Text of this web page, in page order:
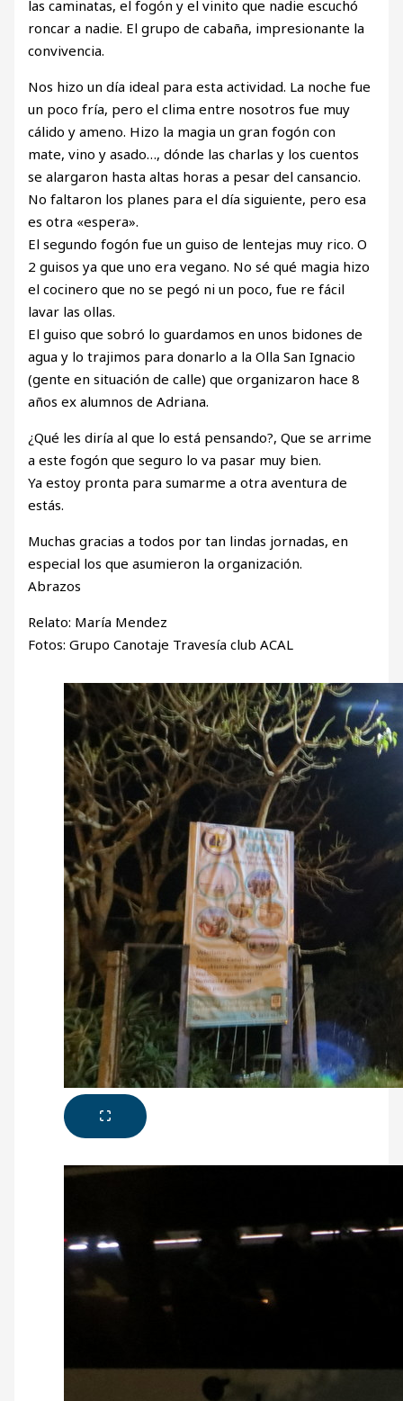
las caminatas, el fogón y el vinito que nadie escuchó
roncar a nadie. El grupo de cabaña, impresionante la
convivencia.
Nos hizo un día ideal para esta actividad. La noche fue
un poco fría, pero el clima entre nosotros fue muy
cálido y ameno. Hizo la magia un gran fogón con
mate, vino y asado…, dónde las charlas y los cuentos
se alargaron hasta altas horas a pesar del cansancio.
No faltaron los planes para el día siguiente, pero esa
es otra «espera».
El segundo fogón fue un guiso de lentejas muy rico. O
2 guisos ya que uno era vegano. No sé qué magia hizo
el cocinero que no se pegó ni un poco, fue re fácil
lavar las ollas.
El guiso que sobró lo guardamos en unos bidones de
agua y lo trajimos para donarlo a la Olla San Ignacio
(gente en situación de calle) que organizaron hace 8
años ex alumnos de Adriana.
¿Qué les diría al que lo está pensando?, Que se arrime
a este fogón que seguro lo va pasar muy bien.
Ya estoy pronta para sumarme a otra aventura de
estás.
Muchas gracias a todos por tan lindas jornadas, en
especial los que asumieron la organización.
Abrazos
Relato: María Mendez
Fotos: Grupo Canotaje Travesía club ACAL